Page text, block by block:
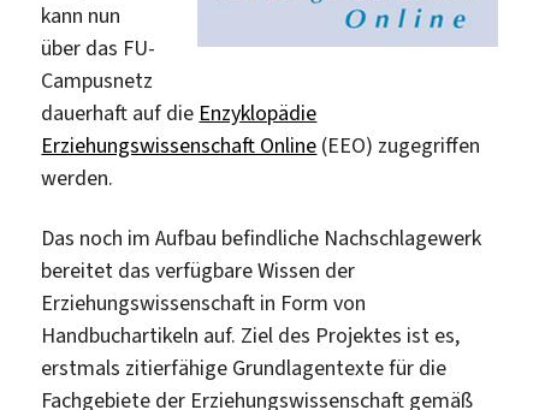
kann nun
über das FU-
Campusnetz
dauerhaft auf die Enzyklopädie
Erziehungswissenschaft Online (EEO) zugegriffen
werden.
Das noch im Aufbau befindliche Nachschlagewerk
bereitet das verfügbare Wissen der
Erziehungswissenschaft in Form von
Handbuchartikeln auf. Ziel des Projektes ist es,
erstmals zitierfähige Grundlagentexte für die
Fachgebiete der Erziehungswissenschaft gemäß